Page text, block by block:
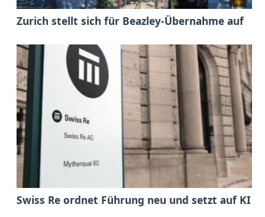
Zurich stellt sich für Beazley-Übernahme auf
Swiss Re ordnet Führung neu und setzt auf KI